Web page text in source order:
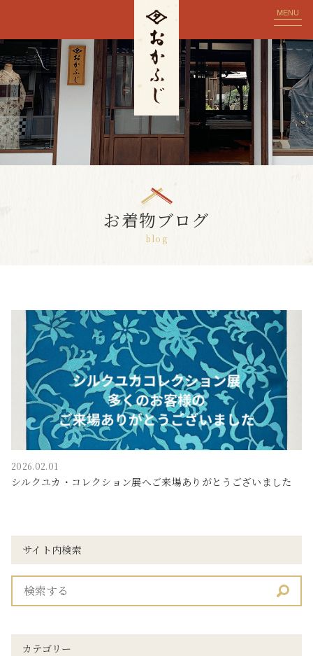
MENU
お着物ブログ
blog
2026.02.01
シルクユカ・コレクション展へご来場ありがとうございました
サイト内検索
カテゴリー